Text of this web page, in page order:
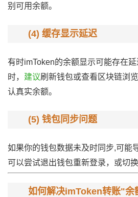
别可用余额。
(4) 缓存显示延迟
有时imToken的余额显示可能存在
时， 建议刷新钱包或查看区块链浏
认真实余额。
(5) 钱包同步问题
如果你的钱包数据未及时同步,可能
可以尝试退出钱包重新登录，或切
如何解决imToken转账"余